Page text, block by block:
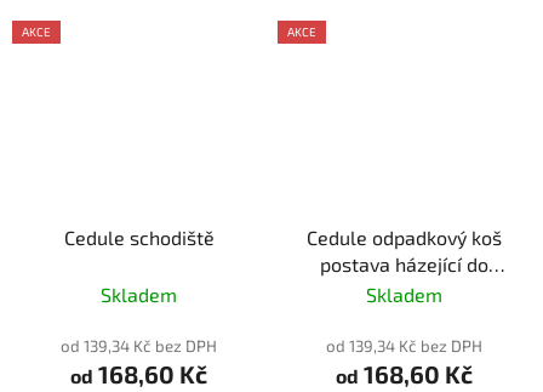
AKCE
Cedule schodiště
Skladem
od 139,34 Kč bez DPH
od 168,60 Kč
AKCE
Cedule odpadkový koš
postava házející do
koše
Skladem
od 139,34 Kč bez DPH
od 168,60 Kč